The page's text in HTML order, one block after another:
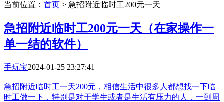
当前位置： 首页 > 急招附近临时工200元一天
急招附近临时工200元一天（在家操作一
单一结的软件）
手玩宝2024-01-25 23:27:41
急招附近临时工一天200元，相信生活中很多人都想找一下临
时工做一下，特别是对于学生或者是生活有压力的人，一到周